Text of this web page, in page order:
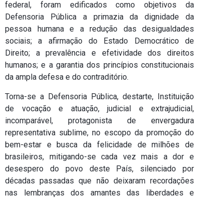
federal, foram edificados como objetivos da
Defensoria Pública a primazia da dignidade da
pessoa humana e a redução das desigualdades
sociais; a afirmação do Estado Democrático de
Direito; a prevalência e efetividade dos direitos
humanos; e a garantia dos princípios constitucionais
da ampla defesa e do contraditório.
Torna-se a Defensoria Pública, destarte, Instituição
de vocação e atuação, judicial e extrajudicial,
incomparável, protagonista de envergadura
representativa sublime, no escopo da promoção do
bem-estar e busca da felicidade de milhões de
brasileiros, mitigando-se cada vez mais a dor e
desespero do povo deste País, silenciado por
décadas passadas que não deixaram recordações
nas lembranças dos amantes das liberdades e